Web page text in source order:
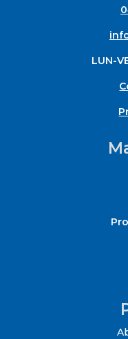
LUN-